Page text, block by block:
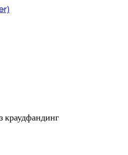
краудфандинг